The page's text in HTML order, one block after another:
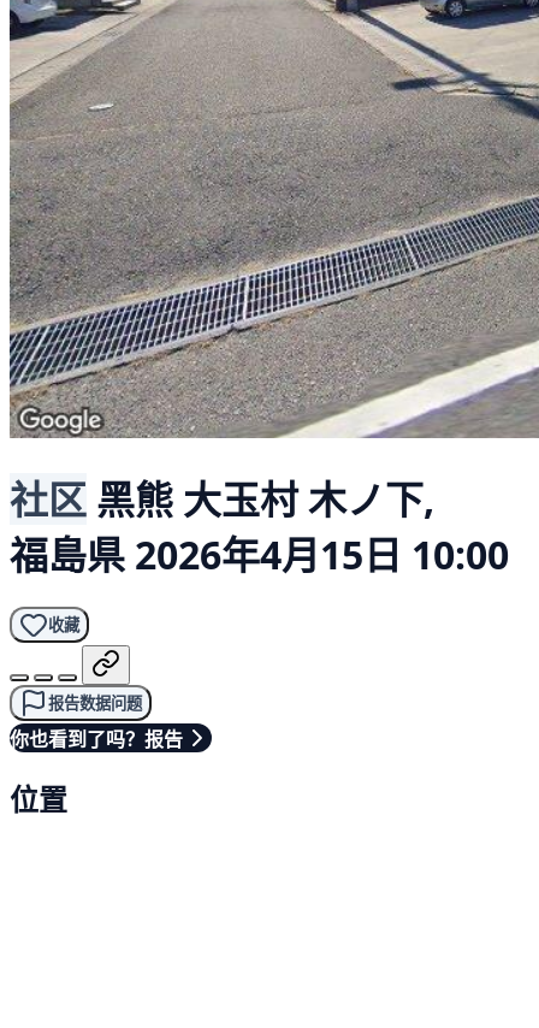
社区 黑熊 大玉村 木ノ下,
福島県 2026年4月15日 10:00
收藏
报告数据问题
你也看到了吗？报告
位置